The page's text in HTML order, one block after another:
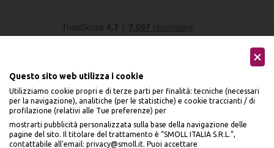
Seguici sui social
Questo sito web utilizza i cookie
Utilizziamo cookie propri e di terze parti per finalità: tecniche (necessari
per la navigazione), analitiche (per le statistiche) e cookie traccianti / di
profilazione (relativi alle Tue preferenze) per
mostrarti pubblicità personalizzata sulla base della navigazione delle
pagine del sito. Il titolare del trattamento è “SMOLL ITALIA S.R.L.”,
contattabile all'email: privacy@smoll.it. Puoi accettare